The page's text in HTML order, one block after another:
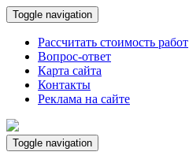
Toggle navigation
Рассчитать стоимость работ
Вопрос-ответ
Карта сайта
Контакты
Реклама на сайте
Toggle navigation